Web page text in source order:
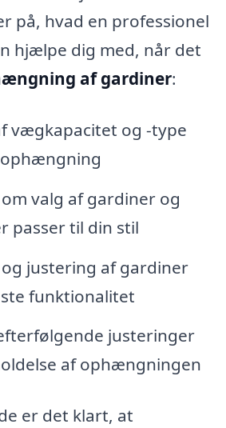
på, hvad en professionel
hjælpe dig med, når det
af gardiner:
vægkapacitet og -type
valg af gardiner og
passer til din stil
justering af gardiner
funktionalitet
justeringer
af ophængningen
er det klart, at